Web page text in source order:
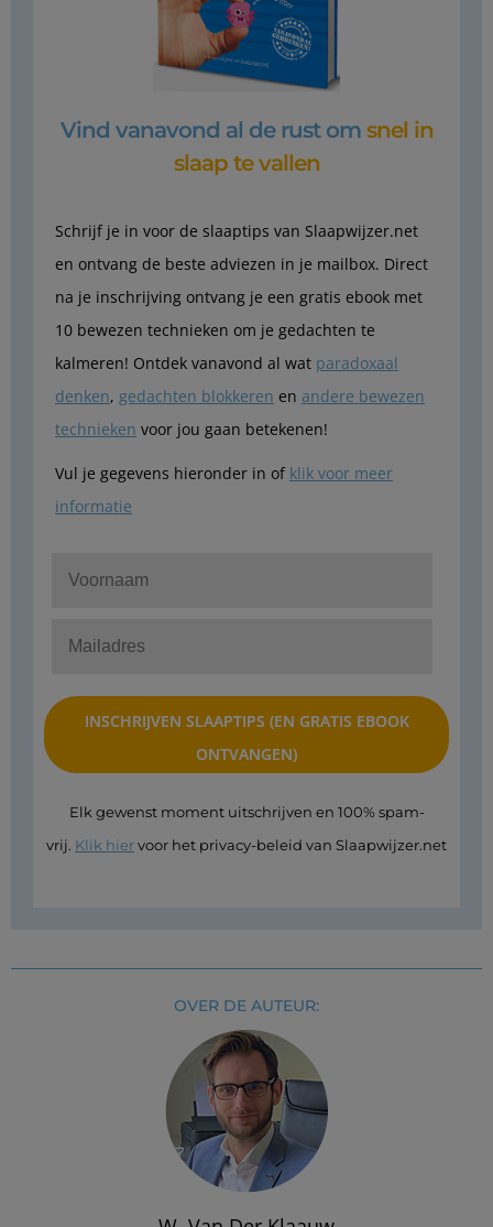
Vind vanavond al de rust om snel in
slaap te vallen
Schrijf je in voor de slaaptips van Slaapwijzer.net
en ontvang de beste adviezen in je mailbox. Direct
na je inschrijving ontvang je een gratis ebook met
10 bewezen technieken om je gedachten te
kalmeren! Ontdek vanavond al wat paradoxaal
denken, gedachten blokkeren en andere bewezen
technieken voor jou gaan betekenen!
Vul je gegevens hieronder in of klik voor meer
informatie
Elk gewenst moment uitschrijven en 100% spam-
vrij. Klik hiervoor het privacy-beleid van Slaapwijzer.net
OVER DE AUTEUR: